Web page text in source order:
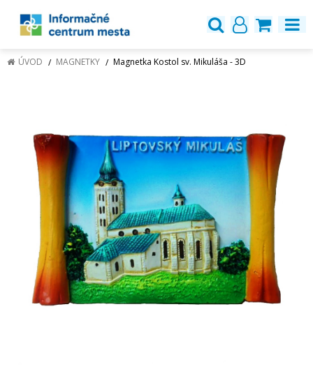
ÚVOD MAGNETKY Magnetka Kostol sv. Mikuláša - 3D